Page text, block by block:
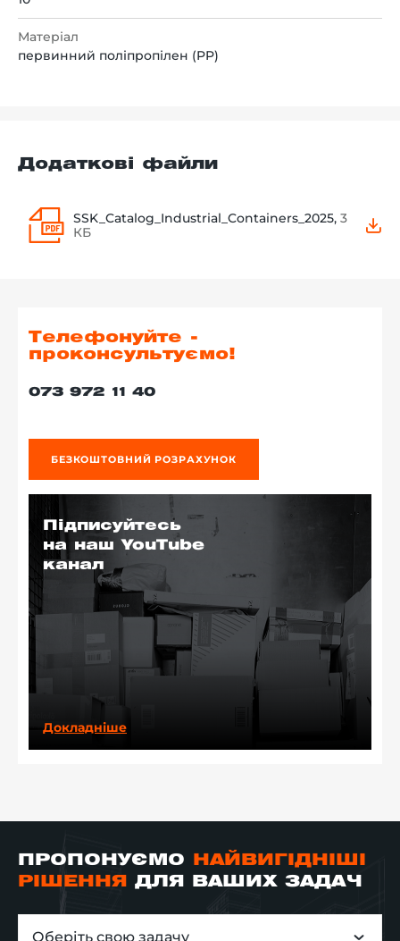
Матеріал
первинний поліпропілен (PP)
Додаткові файли
SSK_Catalog_Industrial_Containers_2025, 3
КБ
Телефонуйте -
проконсультуємо!
073 972 11 40
БЕЗКОШТОВНИЙ РОЗРАХУНОК
Підписуйтесь
на наш YouTube
канал
Докладніше
ПРОПОНУЄМО
НАЙВИГІДНІШІ
РІШЕННЯ
ДЛЯ ВАШИХ ЗАДАЧ
Оберіть свою задачу